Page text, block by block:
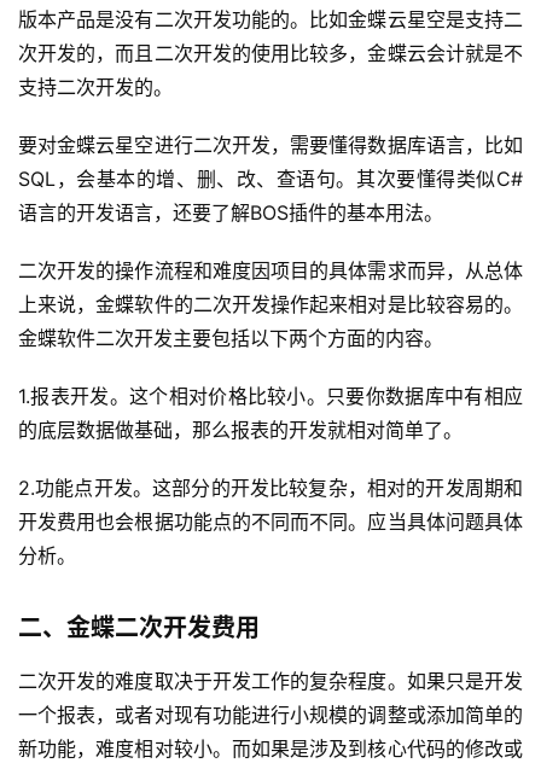
版本产品是没有二次开发功能的。比如金蝶云星空是支持二
次开发的，而且二次开发的使用比较多，金蝶云会计就是不
支持二次开发的。
要对金蝶云星空进行二次开发，需要懂得数据库语言，比如
SQL，会基本的增、删、改、查语句。其次要懂得类似C#
语言的开发语言，还要了解BOS插件的基本用法。
二次开发的操作流程和难度因项目的具体需求而异，从总体
上来说，金蝶软件的二次开发操作起来相对是比较容易的。
金蝶软件二次开发主要包括以下两个方面的内容。
1.报表开发。这个相对价格比较小。只要你数据库中有相应
的底层数据做基础，那么报表的开发就相对简单了。
2.功能点开发。这部分的开发比较复杂，相对的开发周期和
开发费用也会根据功能点的不同而不同。应当具体问题具体
分析。
二、金蝶二次开发费用
二次开发的难度取决于开发工作的复杂程度。如果只是开发
一个报表，或者对现有功能进行小规模的调整或添加简单的
新功能，难度相对较小。而如果是涉及到核心代码的修改或